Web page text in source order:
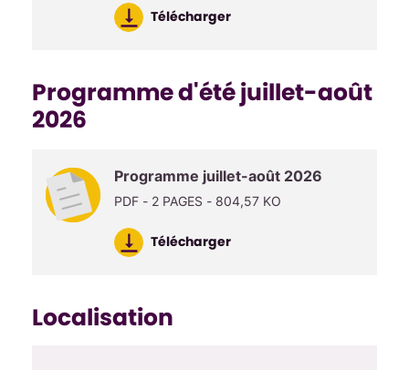
Télécharger
Programme d'été juillet-août
2026
Programme juillet-août 2026
PDF - 2 PAGES - 804,57 KO
Télécharger
Localisation